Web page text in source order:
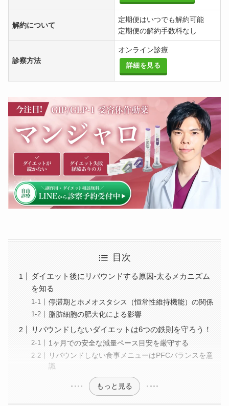
解約について
定期便はいつでも解約可能
定期便の解約手数料なし
診察方法
オンライン診療
詳細を見る
目次
ダイエット後にリバウンドする原因-太るメカニズム
を知る
停滞期とホメオスタシス（恒常性維持機能）の関係
脂肪細胞の肥大化による影響
リバウンドしないダイエットは6つの鉄則を守ろう！
1ヶ月での安全な減量ペース目安を厳守する
リバウンドしない食事メニューはPFCバランスを意
識
もっと見る